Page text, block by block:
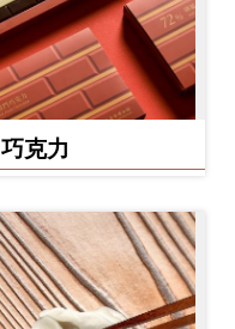
克力